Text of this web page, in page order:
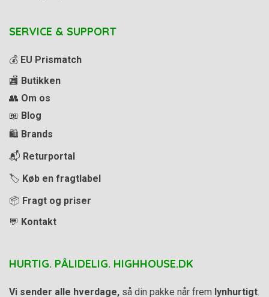
SERVICE & SUPPORT
💰 EU Prismatch
🏬 Butikken
👥 Om os
📖 Blog
🛍️ Brands
📬 Returportal
🏷️ Køb en fragtlabel
📦 Fragt og priser
💬 Kontakt
HURTIG. PÅLIDELIG. HIGHHOUSE.DK
Vi sender alle hverdage, så din pakke når frem lynhurtigt